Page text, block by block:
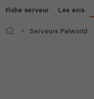
Fiche serveur Les avis
AccueilServeurs Palworld